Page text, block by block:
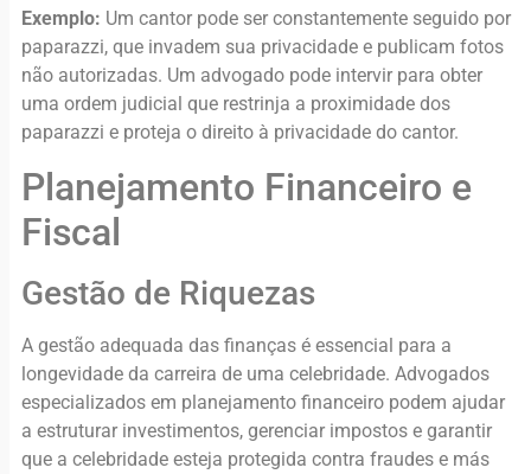
Exemplo: Um cantor pode ser constantemente seguido por
paparazzi, que invadem sua privacidade e publicam fotos
não autorizadas. Um advogado pode intervir para obter
uma ordem judicial que restrinja a proximidade dos
paparazzi e proteja o direito à privacidade do cantor.
Planejamento Financeiro e
Fiscal
Gestão de Riquezas
A gestão adequada das finanças é essencial para a
longevidade da carreira de uma celebridade. Advogados
especializados em planejamento financeiro podem ajudar
a estruturar investimentos, gerenciar impostos e garantir
que a celebridade esteja protegida contra fraudes e más